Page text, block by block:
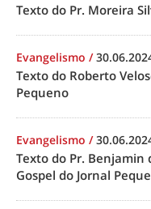
Texto do Pr. Moreira
Evangelismo /
Texto do Roberto
Pequeno
Evangelismo /
Texto do Pr. Benjamin
Gospel do Jornal